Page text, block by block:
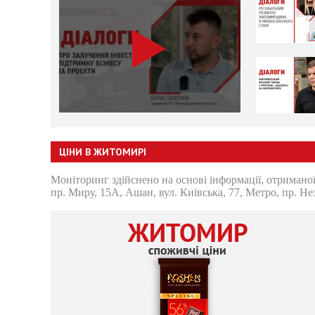
ЦІНИ В ЖИТОМИРІ
Моніторинг здійснено на основі інформації,
пр. Миру, 15А, Ашан, вул. Київська, 77, Метро, пр.